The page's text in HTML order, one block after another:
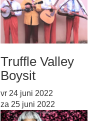
Truffle Valley
Boysit
vr 24 juni 2022
za 25 juni 2022